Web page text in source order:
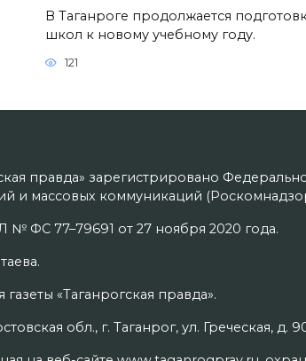
В Таганроге продолжается
школ к новому учебному году.
121
правда» зарегистрировано
и массовых коммуникаций
ФС 77–79691 от 27 ноября 2020 года.
«Таганрогская правда».
обл., г. Таганрог, ул. Греческая, д.